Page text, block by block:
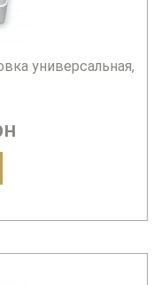
универсальная,